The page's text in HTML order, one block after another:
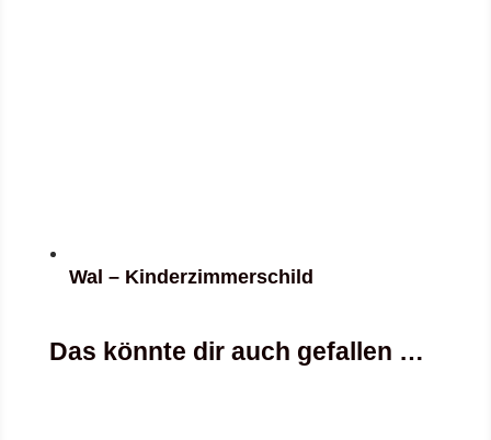
Wal – Kinderzimmerschild
Das könnte dir auch gefallen …